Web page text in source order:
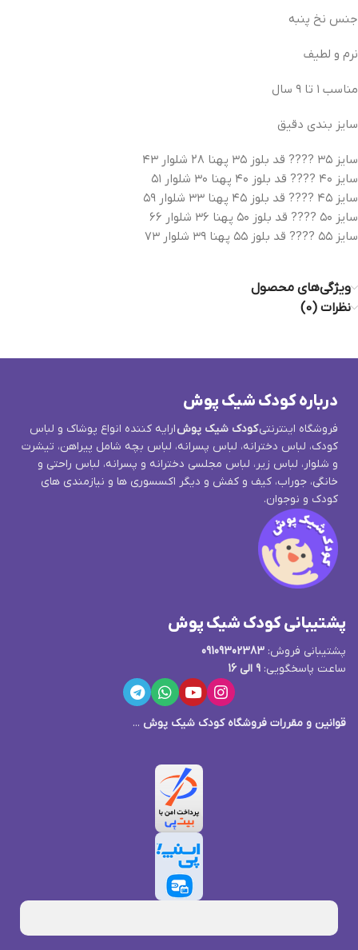
جنس نخ پنبه
نرم و لطیف
مناسب ۱ تا ۹ سال
سایز بندی دقیق
سایز ۳۵ ???? قد بلوز ۳۵ پهنا ۲۸ شلوار ۴۳
سایز ۴۰ ???? قد بلوز ۴۰ پهنا ۳۰ شلوار ۵۱
سایز ۴۵ ???? قد بلوز ۴۵ پهنا ۳۳ شلوار ۵۹
سایز ۵۰ ???? قد بلوز ۵۰ پهنا ۳۶ شلوار ۶۶
سایز ۵۵ ???? قد بلوز ۵۵ پهنا ۳۹ شلوار ۷۳
ویژگی‌های محصول
نظرات (0)
درباره کودک شیک پوش
فروشگاه اینترنتیکودک شیک پوشارایه کننده انواع پوشاک و لباس
کودک، لباس دخترانه، لباس پسرانه، لباس بچه شامل پیراهن، تیشرت
و شلوار، لباس زیر، لباس مجلسی دخترانه و پسرانه، لباس راحتی و
خانگی، جوراب، کیف و کفش و دیگر اکسسوری ها و نیازمندی های
کودک و نوجوان.
پشتیبانی کودک شیک پوش
پشتیبانی فروش: 09109302383
ساعت پاسخگویی: 9 الی 16
قوانین و مقررات فروشگاه کودک شیک پوش ...